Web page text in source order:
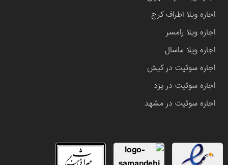
اجاره ویلا اطراف کرج
اجاره ویلا رامسر
اجاره ویلا ماسال
اجاره سوئیت در کیش
اجاره سوئیت در یزد
اجاره سوئیت در مشهد